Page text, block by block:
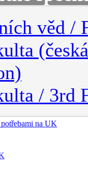
věd /
/ 3rd
na UK